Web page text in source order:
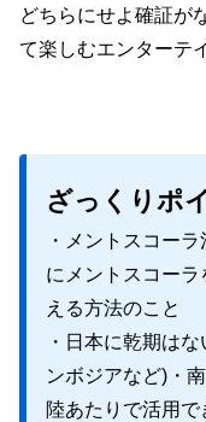
どちらにせよ確証が
て楽しむエンターテ
ざっくりポ
・メントスコー
にメントスコーラ
える方法のこと
・日本に乾期は
ンボジアなど)・
陸あたりで活用